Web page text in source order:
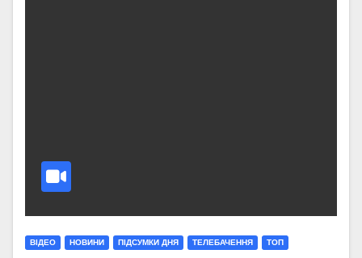
ВІДЕО НОВИНИ ПІДСУМКИ ДНЯ ТЕЛЕБАЧЕННЯ ТОП